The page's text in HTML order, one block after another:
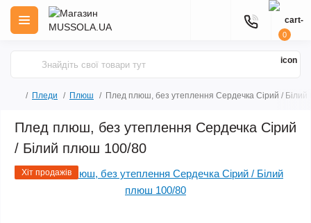
0
Пледи Плюш Плед плюш, без утеплення Сердечка Сірий /
Плед плюш, без утеплення Сердечка Сірий
/ Білий плюш 100/80
Хіт продажів